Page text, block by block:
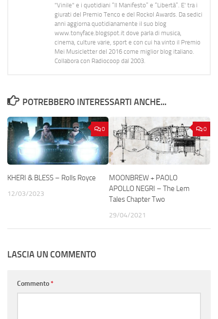
"Vinile" e i quotidiani “Il Manifesto” e “Libertà”. E' tra i
giurati del Premio Tenco e del Rockol Awards. Da sedici
anni aggiorna quotidianamente il suo blog
www.tonyface.blogspot.it dove parla di musica,
cinema, culture varie, sport e con cui ha vinto il Premio
Mei Musicletter del 2016 come miglior blog italiano.
Collabora con Radiocoop dal 2003.
POTREBBERO INTERESSARTI ANCHE...
0
KHERI & BLESS – Rolls Royce
12/03/2023
0
MOONBREW + PAOLO
APOLLO NEGRI – The Lem
Tales Chapter Two
29/04/2021
LASCIA UN COMMENTO
Commento*